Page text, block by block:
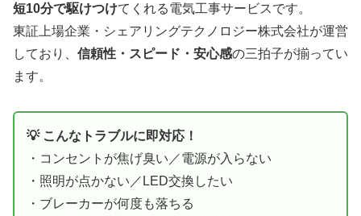
短10分で駆けつけてくれる電気工事サービスです。
東証上場企業・シェアリングテクノロジー株式会社が運営
しており、 信頼性・スピード・安心感の三拍子が揃ってい
ます。
💡 こんなトラブルに即対応！
・コンセントが焦げ臭い／電源が入らない
・照明が点かない／LED交換したい
・ブレーカーが何度も落ちる